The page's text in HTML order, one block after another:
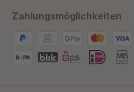
Zahlungsmöglichkeiten